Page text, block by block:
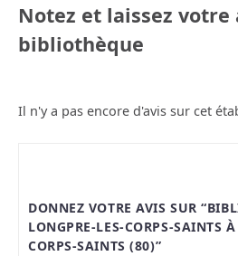
Notez et laissez votre
bibliothèque
Il n'y a pas encore d'avis sur cet
DONNEZ VOTRE AVIS SUR
LONGPRE-LES-CORPS-SAINTS
CORPS-SAINTS (80)”